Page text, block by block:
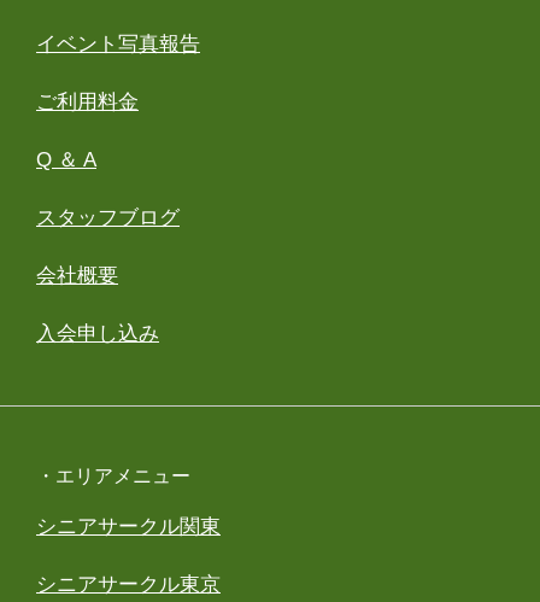
イベント写真報告
ご利用料金
Q ＆ A
スタッフブログ
会社概要
入会申し込み
・エリアメニュー
シニアサークル関東
シニアサークル東京